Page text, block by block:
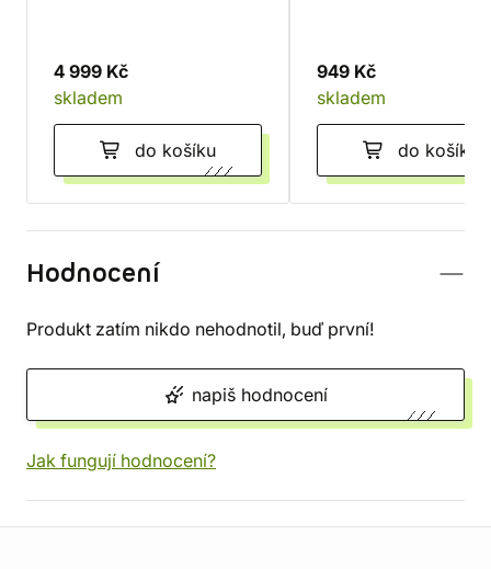
4 999 Kč
skladem
do košíku
949 Kč
skladem
do košíku
Hodnocení
Produkt zatím nikdo nehodnotil, buď první!
napiš hodnocení
Jak fungují hodnocení?